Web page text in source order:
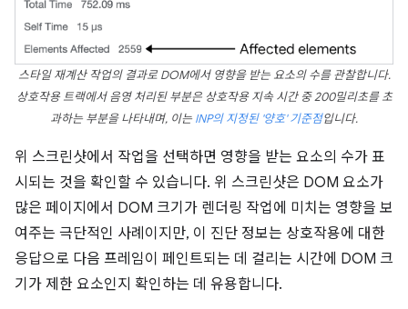
스타일 재계산 작업의 결과로 DOM에서 영향을 받는 요소의 수를 관찰합니다.
상호작용 트랙에서 음영 처리된 부분은 상호작용 지속 시간 중 200밀리초를 초
과하는 부분을 나타내며, 이는INP의 지정된 '양호' 기준점입니다.
위 스크린샷에서 작업을 선택하면 영향을 받는 요소의 수가 표
시되는 것을 확인할 수 있습니다. 위 스크린샷은 DOM 요소가
많은 페이지에서 DOM 크기가 렌더링 작업에 미치는 영향을 보
여주는 극단적인 사례이지만, 이 진단 정보는 상호작용에 대한
응답으로 다음 프레임이 페인트되는 데 걸리는 시간에 DOM 크
기가 제한 요소인지 확인하는 데 유용합니다.